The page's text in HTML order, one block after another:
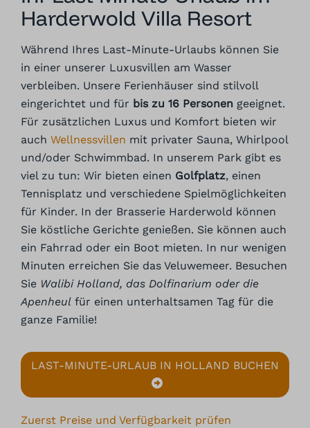
Harderwold Villa Resort
Während Ihres Last-Minute-Urlaubs können Sie
in einer unserer Luxusvillen am Wasser
verbleiben. Unsere Ferienhäuser sind stilvoll
eingerichtet und für bis zu 16 Personen geeignet.
Für zusätzlichen Luxus und Komfort bieten wir
auchWellnessvillen mit privater Sauna, Whirlpool
und/oder Schwimmbad. In unserem Park gibt es
viel zu tun: Wir bieten einen Golfplatz, einen
Tennisplatz und verschiedene Spielmöglichkeiten
für Kinder. In der Brasserie Harderwold können
Sie köstliche Gerichte genießen. Sie können auch
ein Fahrrad oder ein Boot mieten. In nur wenigen
Minuten erreichen Sie das Veluwemeer. Besuchen
Sie Walibi Holland, das Dolfinarium oder die
Apenheul für einen unterhaltsamen Tag für die
ganze Familie!
LAST-MINUTE-URLAUB IN HOLLAND BUCHEN
Zuerst Preise und Verfügbarkeit prüfen